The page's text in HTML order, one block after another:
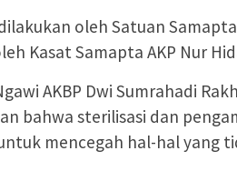
oleh Satuan
Kasat Samapta AKP Nur
AKBP Dwi Sumrahadi
bahwa sterilisasi dan
mencegah hal-hal yang